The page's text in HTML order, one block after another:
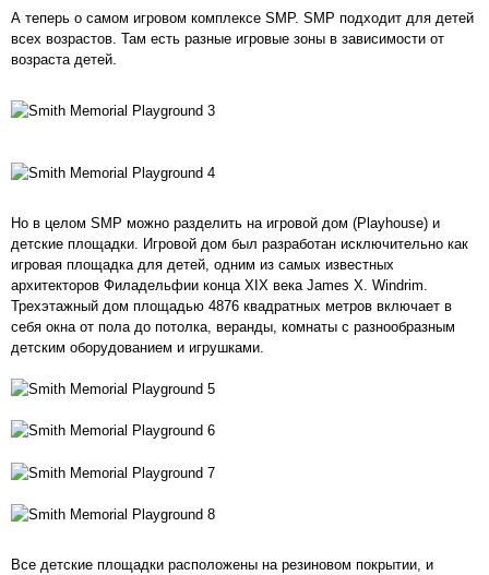
А теперь о самом игровом комплексе SMP. SMP подходит для детей
всех возрастов. Там есть разные игровые зоны в зависимости от
возраста детей.
Но в целом SMP можно разделить на игровой дом (Playhouse) и
детские площадки. Игровой дом был разработан исключительно как
игровая площадка для детей, одним из самых известных
архитекторов Филадельфии конца XIX века James X. Windrim.
Трехэтажный дом площадью 4876 квадратных метров включает в
себя окна от пола до потолка, веранды, комнаты с разнообразным
детским оборудованием и игрушками.
Все детские площадки расположены на резиновом покрытии, и